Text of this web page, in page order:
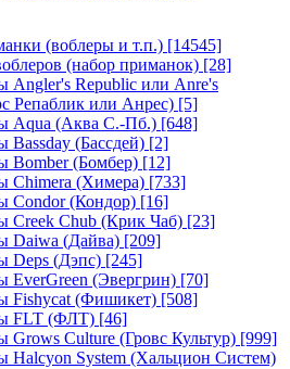
(воблеры и т.п.) [14545]
(набор приманок) [28]
Angler's Republic или Anre's
Репаблик или Анрес) [5]
Aqua (Аква С.-Пб.) [648]
Bassday (Бассдей) [2]
Bomber (Бомбер) [12]
Chimera (Химера) [733]
Condor (Кондор) [16]
Creek Chub (Крик Чаб) [23]
Daiwa (Дайва) [209]
Deps (Дэпс) [245]
EverGreen (Эвергрин) [70]
Fishycat (Фишикет) [508]
FLT (ФЛТ) [46]
Grows Culture (Гровс Культур) [999]
Halcyon System (Хальцион Систем)